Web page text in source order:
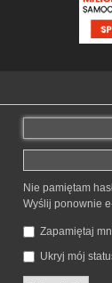
Nie pamiętam
Wyślij ponownie
Zapamiętaj
Ukryj mój